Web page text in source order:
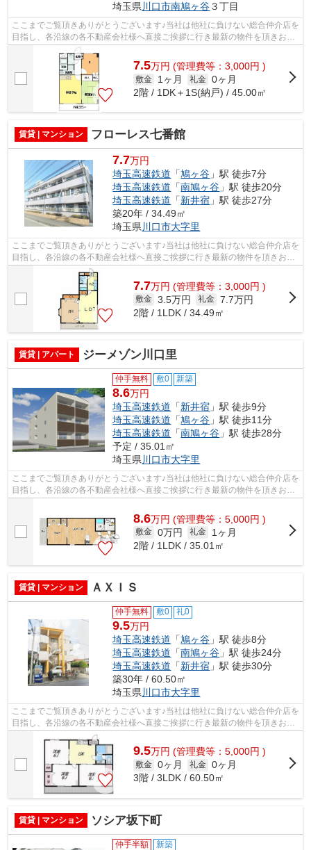
埼玉県川口市南鳩ヶ谷３丁目
ここまでご覧頂きありがとうございます♪当社は他社に負けない総合仲介店を
目指し、各沿線の各不動産会社様へ直接ご挨拶に行き最新の物件を頂きお客
様へ提供しております！最新の情報は...
7.5万円 (管理費等：3,000円 )
敷金 1ヶ月 礼金 0ヶ月
2階 / 1DK＋1S(納戸) / 45.00㎡
賃貸 | マンション フローレス七番館
7.7万円
埼玉高速鉄道 「鳩ヶ谷 」駅 徒歩7分
埼玉高速鉄道 「南鳩ヶ谷 」駅 徒歩20分
埼玉高速鉄道 「新井宿 」駅 徒歩27分
築20年 / 34.49㎡
埼玉県川口市大字里
ここまでご覧頂きありがとうございます♪当社は他社に負けない総合仲介店を
目指し、各沿線の各不動産会社様へ直接ご挨拶に行き最新の物件を頂きお客
様へ提供しております！最新の情報は...
7.7万円 (管理費等：3,000円 )
敷金 3.5万円 礼金 7.7万円
2階 / 1LDK / 34.49㎡
賃貸 | アパート ジーメゾン川口里
仲手無料 敷0 新築
8.6万円
埼玉高速鉄道 「新井宿 」駅 徒歩9分
埼玉高速鉄道 「鳩ヶ谷 」駅 徒歩11分
埼玉高速鉄道 「南鳩ヶ谷 」駅 徒歩28分
予定 / 35.01㎡
埼玉県 川口市大字里
ここまでご覧頂きありがとうございます♪当社は他社に負けない総合仲介店を
目指し、各沿線の各不動産会社様へ直接ご挨拶に行き最新の物件を頂きお客
8.6万円 (管理費等：5,000円 )
敷金 0万円 礼金
1ヶ月
2階 / 1LDK / 35.01㎡
賃貸 | マンション ＡＸＩＳ
仲手無料 敷0 礼0
9.5万円
埼玉高速鉄道 「鳩ヶ谷 」駅 徒歩8分
埼玉高速鉄道 「南鳩ヶ谷 」駅 徒歩24分
埼玉高速鉄道 「新井宿 」駅 徒歩30分
築30年 / 60.50㎡
埼玉県 川口市大字里
ここまでご覧頂きありがとうございます♪当社は他社に負けない総合仲介店を
目指し、各沿線の各不動産会社様へ直接ご挨拶に行き最新の物件を頂きお客
様へ提供しております！最新の情報は...
9.5万円 (管理費等：5,000円 )
敷金 0ヶ月 礼金 0ヶ月
3階 / 3LDK / 60.50㎡
賃貸 | マンション ソシア坂下町
仲手半額 新築